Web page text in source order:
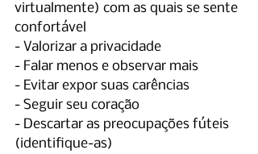
virtualmente) com as quais se sente
confortável
- Valorizar a privacidade
- Falar menos e observar mais
- Evitar expor suas carências
- Seguir seu coração
- Descartar as preocupações fúteis
(identifique-as)